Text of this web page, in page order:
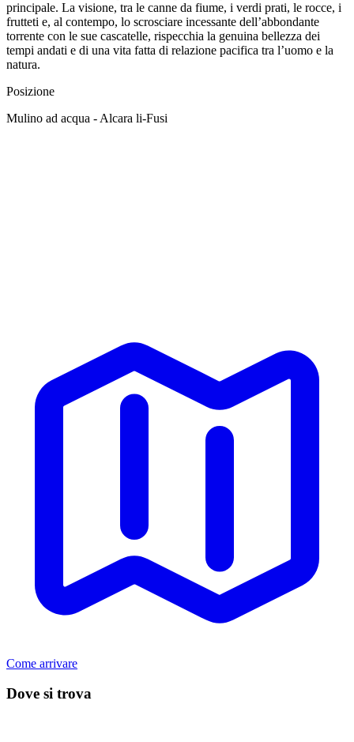
principale. La visione, tra le canne da fiume, i verdi prati, le rocce, i
frutteti e, al contempo, lo scrosciare incessante dell’abbondante
torrente con le sue cascatelle, rispecchia la genuina bellezza dei
tempi andati e di una vita fatta di relazione pacifica tra l’uomo e la
natura.
Posizione
Mulino ad acqua - Alcara li-Fusi
Come arrivare
Dove si trova